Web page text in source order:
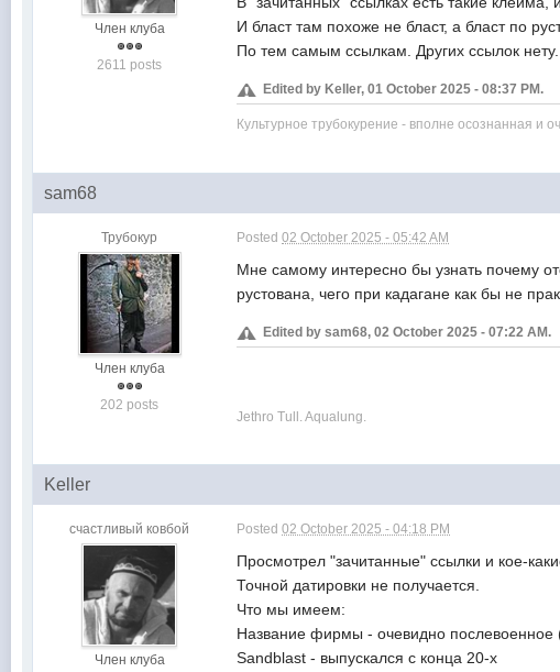
Член клуба
2611 posts
И бласт там похоже не бласт, а бласт по
По тем самым ссылкам. Других ссылок
Edited by Keller, 01 October 2025 - 08:37 PM.
Культурное трубокурение - вполне осознанная
sam68
Трубокур
Член клуба
202 posts
Posted02 October 2025 - 05:42 AM
Мне самому интересно бы узнать почему
рустована, чего при кадагане как бы не
Edited by sam68, 02 October 2025 - 07:22 AM.
Jethro Tull. Aqualung.
Keller
счастливый ковбой
Член клуба
Posted02 October 2025 - 04:18 PM
Просмотрел "зачитанные" ссылки и кое-
Точной датировки не получается.
Что мы имеем:
Название фирмы - очевидно послевоенное
Sandblast - выпускался с конца 20-х